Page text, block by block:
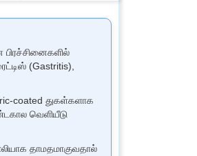
பிரச்சினைகளில்
(Gastritis),
coated துகள்களாக
வெளியீடு
தாமதமாகுவதால்